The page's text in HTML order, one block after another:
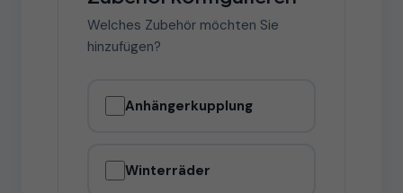
Welches Zubehör möchten Sie
hinzufügen?
Anhängerkupplung
Winterräder